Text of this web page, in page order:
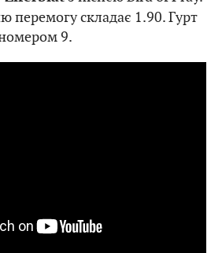
перемогу складає 1.90. Гурт
9.